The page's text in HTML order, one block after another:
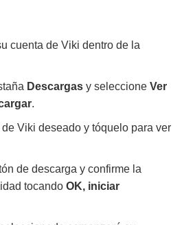
cuenta de Viki dentro de la
Descargas y seleccione Ver
.
Viki deseado y tóquelo para ver
de descarga y confirme la
tocando OK, iniciar